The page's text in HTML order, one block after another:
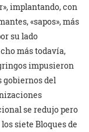
implantando, con
«sapos», más
su lado
más todavía,
impusieron
del
se redujo pero
siete Bloques de